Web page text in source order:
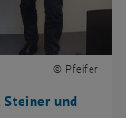
Steiner und
© Pfeifer